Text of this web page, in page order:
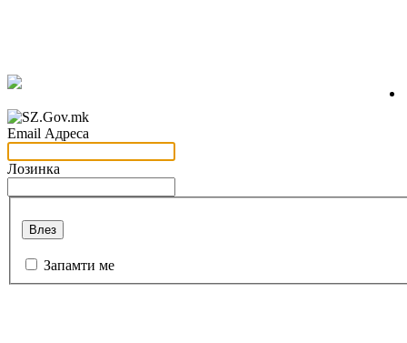
Email Адреса
Лозинка
Влез
Запамти ме